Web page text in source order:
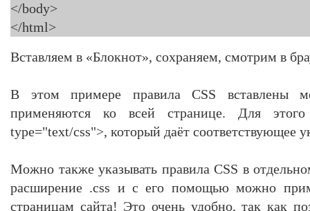
</body>
</html>
Вставляем в «Блокнот», сохраняем, смотрим в
В этом примере правила CSS вставлены
применяются ко всей странице. Для этого
type="text/css">, который даёт соответствующее
Можно также указывать правила CSS в
расширение .css и с его помощью можно
страницам сайта! Это очень удобно, так как